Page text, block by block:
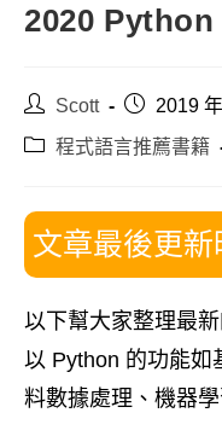
2020 Python
Post Scott
Post 2019
Post程式語言推薦書籍
文章最後更
以下幫大家整理最
以 Python 的功能如
料數據處理、機器